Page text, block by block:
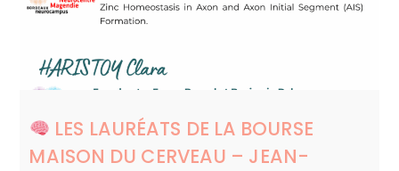
LES LAURÉATS DE LA BOURSE
MAISON DU CERVEAU – JEAN-